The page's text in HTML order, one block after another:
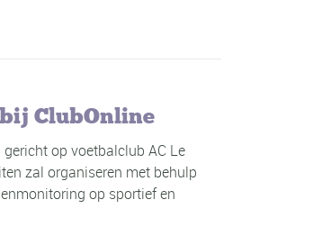
ClubOnline
op voetbalclub AC Le
zal organiseren met behulp
op sportief en